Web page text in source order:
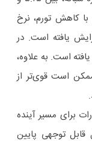
مانده ولی با کاهش تورم، نرخ
یافته است. در
است. به علاوه،
است قوی‌تر از
برای مسیر آینده
توجهی پایین